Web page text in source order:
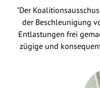
"Der
der Beschleunigung
Entlastungen frei
zügige und